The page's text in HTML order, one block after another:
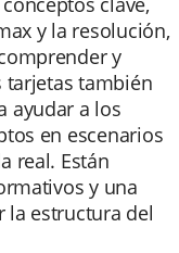
y la resolución,
y
tarjetas también
ayudar a los
en escenarios
real. Están
y una
la estructura del